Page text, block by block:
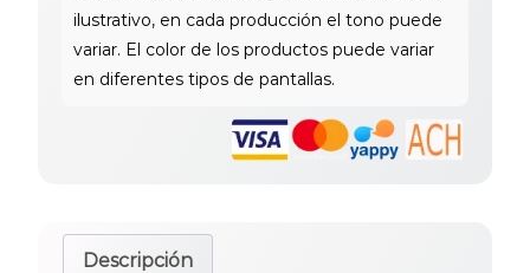
Descripción